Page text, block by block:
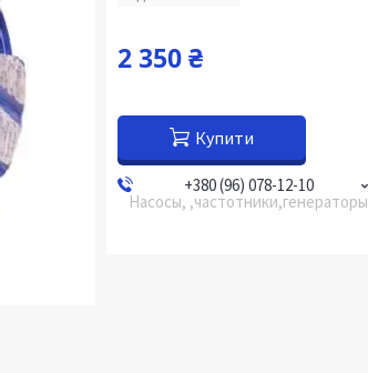
2 350 ₴
Купити
+380 (96) 078-12-10
Насосы, ,частотники,генераторы